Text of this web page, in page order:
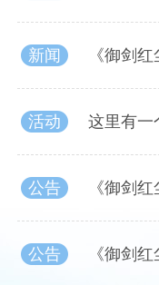
新闻 《御剑
活动 这里有一
公告 《御剑
公告 《御剑